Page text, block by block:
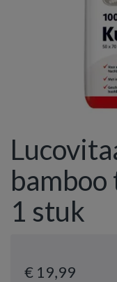
1 stuk
€ 19,99